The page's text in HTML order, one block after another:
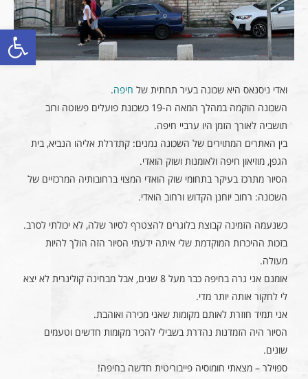
פתח
ואדי ניסנאס היא שכונה בעיר תחתית של חיפה.
השכונה הוקמה במהלך המאה ה-19 כשכונת פועלים פשוטה ורוב
תושביה לאורך הזמן היו ערביי חיפה.
בין האתרים המתוירים של השכונה נמנים: קתדרלת אליהו הנביא, בית
הגפן, מוזיאון חיפה ולאומנות ושוק הואדי.
הסיור מתרכז בעיקר בתחומי שוק הואדי המצוי ברחובותיה המרכזיים של
השכונה: רחוב יוחנן הקדוש ורחוב הואדי.
כשנעמה הזמינה קבוצת בלוגרים להצטרף לסיור שלה, לא יכולתי לסרב.
בזכות ההיכרות המוקדמת שלי איתה ידעתי הסיור הזה הולך להיות
מעולה.
אומנם אני גרה בחיפה כבר מעל 8 שנים, אבל מבחינה קולינרית לא יצא
לי לחקור אותה יותר מדי.
אני תמיד חוזרת לאותם מקומות שאני מכירה ואוהבת.
הסיור היה הזמדנות נהדרת בשבילי להכיר מקומות חדשים וטעמים
שונים.
ספוילר – מצאתי חומוסיה פייבוריטית חדשה בחיפה!